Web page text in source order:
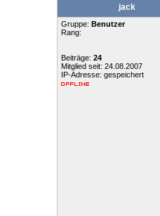
jack
Gruppe: Benutzer
Rang:
Beiträge: 24
Mitglied seit: 24.08.2007
IP-Adresse: gespeichert